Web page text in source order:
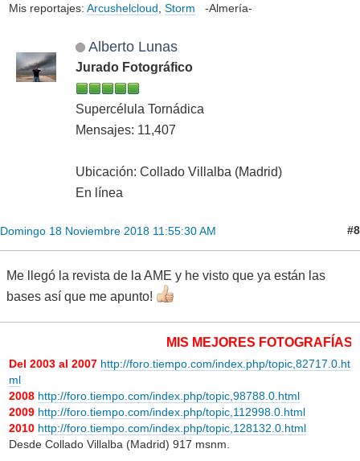
Mis reportajes: Arcushelcloud, Storm -Almería-
Alberto Lunas
Jurado Fotográfico
Supercélula Tornádica
Mensajes: 11,407
Ubicación: Collado Villalba (Madrid)
En línea
Domingo 18 Noviembre 2018 11:55:30 AM #8
Me llegó la revista de la AME y he visto que ya están las
bases así que me apunto!
MIS MEJORES FOTOGRAFÍAS
Del 2003 al 2007 http://foro.tiempo.com/index.php/topic,82717.0.ht
ml
2008 http://foro.tiempo.com/index.php/topic,98788.0.html
2009 http://foro.tiempo.com/index.php/topic,112998.0.html
2010 http://foro.tiempo.com/index.php/topic,128132.0.html
Desde Collado Villalba (Madrid) 917 msnm.